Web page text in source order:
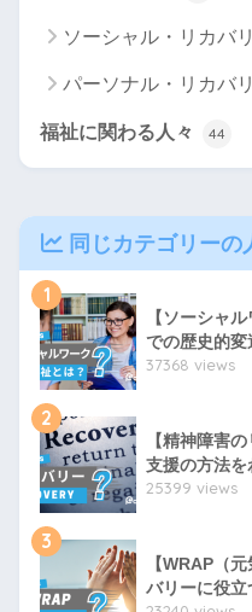
ソーシャル・リカバ
パーソナル・リカバ
福祉に関わる人々 44
同じカテゴリーの
1
【ソーシャ
での歴史的
37368 views
2
【精神障害
支援の方法
25399 views
3
【WRAP（
バリーに役立